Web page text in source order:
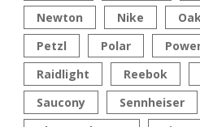
Newton
Nike
Petzl
Polar
Raidlight
Reebok
Saucony
Sennheiser